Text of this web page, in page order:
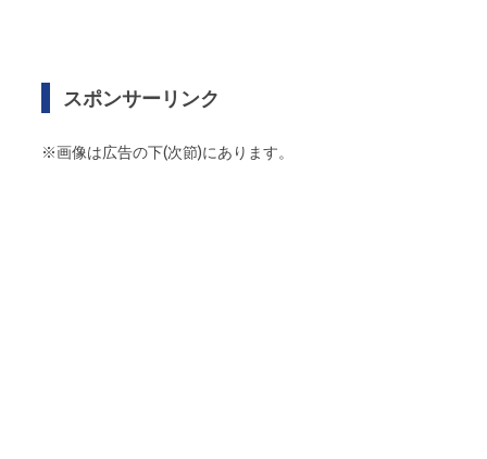
スポンサーリンク
※画像は広告の下(次節)にあります。